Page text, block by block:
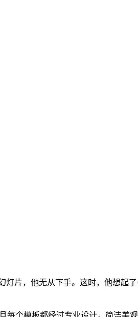
灯片，他无从下手。这时，他想起
每个模板都经过专业设计，简洁美